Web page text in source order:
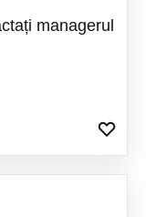
managerul